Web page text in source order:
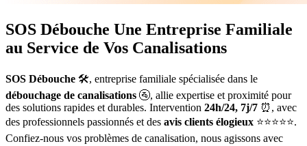
SOS Débouche Une Entreprise Familiale
au Service de Vos Canalisations
SOS Débouche 🛠️, entreprise familiale spécialisée dans le
débouchage de canalisations 🚰, allie expertise et proximité pour
des solutions rapides et durables. Intervention 24h/24, 7j/7 ⏰, avec
des professionnels passionnés et des avis clients élogieux ⭐⭐⭐⭐⭐.
Confiez-nous vos problèmes de canalisation, nous agissons avec